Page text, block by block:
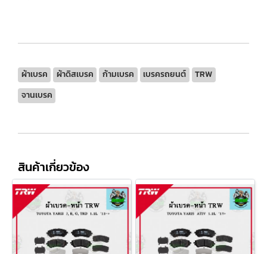
ผ้าเบรค ผ้าดิสเบรค ก้ามเบรค เบรครถยนต์
TRW
จานเบรค
สินค้าเกี่ยวข้อง